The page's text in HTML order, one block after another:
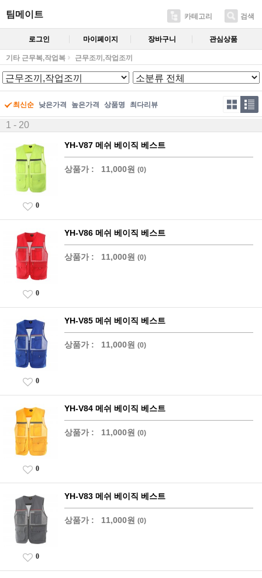
팀메이트 카테고리 검색
로그인 마이페이지 장바구니 관심상품
기타 근무복,작업복 근무조끼,작업조끼
최신순 낮은가격 높은가격 상품명 최다리뷰
1 - 20
YH-V87 메쉬 베이직 베스트
상품가 : 11,000원 (0)
0
YH-V86 메쉬 베이직 베스트
상품가 : 11,000원 (0)
0
YH-V85 메쉬 베이직 베스트
상품가 : 11,000원 (0)
0
YH-V84 메쉬 베이직 베스트
상품가 : 11,000원 (0)
0
YH-V83 메쉬 베이직 베스트
상품가 : 11,000원 (0)
0